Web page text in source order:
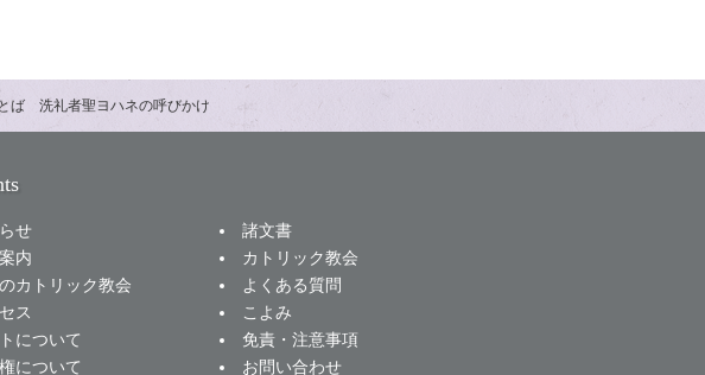
ば 洗礼者聖ヨハネの呼びかけ
せ
諸文書
内
カトリック教会
カトリック教会
よくある質問
ス
こよみ
について
免責・注意事項
について
お問い合わせ